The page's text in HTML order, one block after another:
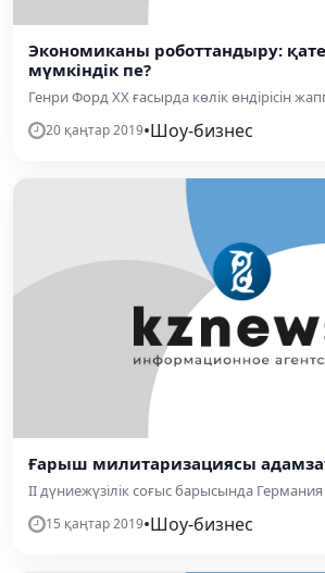
Экономиканы роботтандыру:
мүмкіндік пе?
Генри Форд ХХ ғасырда көлік өндірісін
20 қаңтар 2019•Шоу-бизнес
Ғарыш милитаризациясы
ІІ дүниежүзілік соғыс барысында Германия
15 қаңтар 2019•Шоу-бизнес